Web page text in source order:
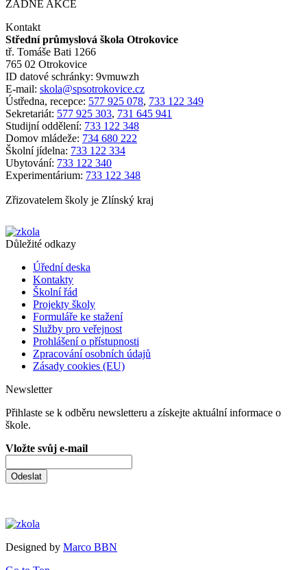
ŽÁDNÉ AKCE
Kontakt
Střední průmyslová škola Otrokovice
tř. Tomáše Bati 1266
765 02 Otrokovice
ID datové schránky: 9vmuwzh
E-mail: skola@spsotrokovice.cz
Ústředna, recepce: 577 925 078, 733 122 349
Sekretariát: 577 925 303, 731 645 941
Studijní oddělení: 733 122 348
Domov mládeže: 734 680 222
Školní jídelna: 733 122 334
Ubytování: 733 122 340
Experimentárium: 733 122 348
Zřizovatelem školy je Zlínský kraj
Důležité odkazy
Úřední deska
Kontakty
Školní řád
Projekty školy
Formuláře ke stažení
Služby pro veřejnost
Prohlášení o přístupnosti
Zpracování osobních údajů
Zásady cookies (EU)
Newsletter
Přihlaste se k odběru newsletteru a získejte aktuální informace o
škole.
Vložte svůj e-mail
Odeslat
Designed by Marco BBN